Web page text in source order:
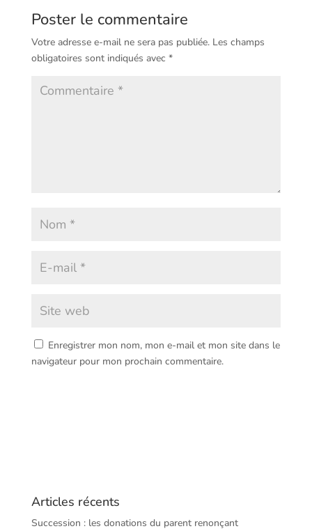
Poster le commentaire
Votre adresse e-mail ne sera pas publiée. Les champs
obligatoires sont indiqués avec *
Enregistrer mon nom, mon e-mail et mon site dans le
navigateur pour mon prochain commentaire.
Articles récents
Succession : les donations du parent renonçant